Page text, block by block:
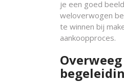
je een goed
weloverwogen
te winnen bij
aankoopproces.